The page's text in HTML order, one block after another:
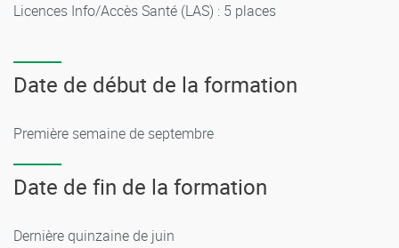
Licences Info/Accès Santé (LAS) : 5 places
Date de début de la formation
Première semaine de septembre
Date de fin de la formation
Dernière quinzaine de juin